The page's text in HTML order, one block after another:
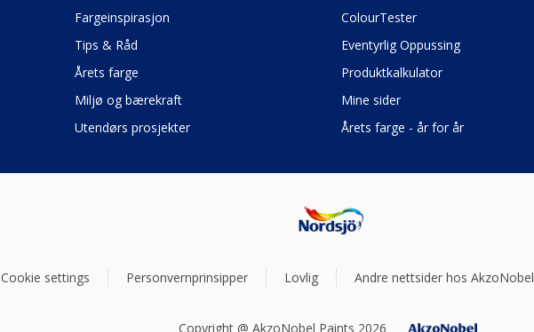
Fargeinspirasjon
Tips & Råd
Årets farge
Miljø og bærekraft
Utendørs prosjekter
ColourTester
Eventyrlig Oppussing
Produktkalkulator
Mine sider
Årets farge - år for år
Cookie settings Personvernprinsipper Lovlig Andre nettsider hos AkzoNobel
Copyright @ AkzoNobel Paints 2026